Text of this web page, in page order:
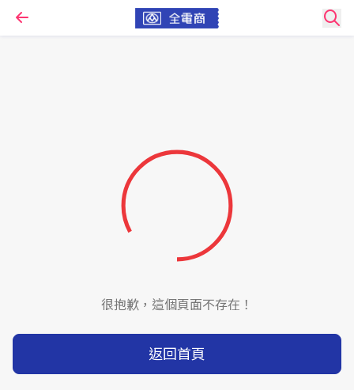
很抱歉，這個頁面不存在！
返回首頁